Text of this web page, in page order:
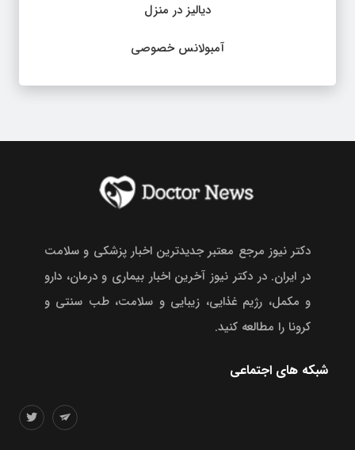
دیالیز در منزل
آمبولانس خصوصی
دکتر نیوز مرجع معتبر جدیدترین اخبار پزشکی و سلامت
در ایران. در دکتر نیوز آخرین اخبار بیماری و درمان، دارو
و مکمل، رژیم غذایی، زیبایی و سلامت، طب سنتی و
کرونا را مطالعه کنید.
شبکه های اجتماعی